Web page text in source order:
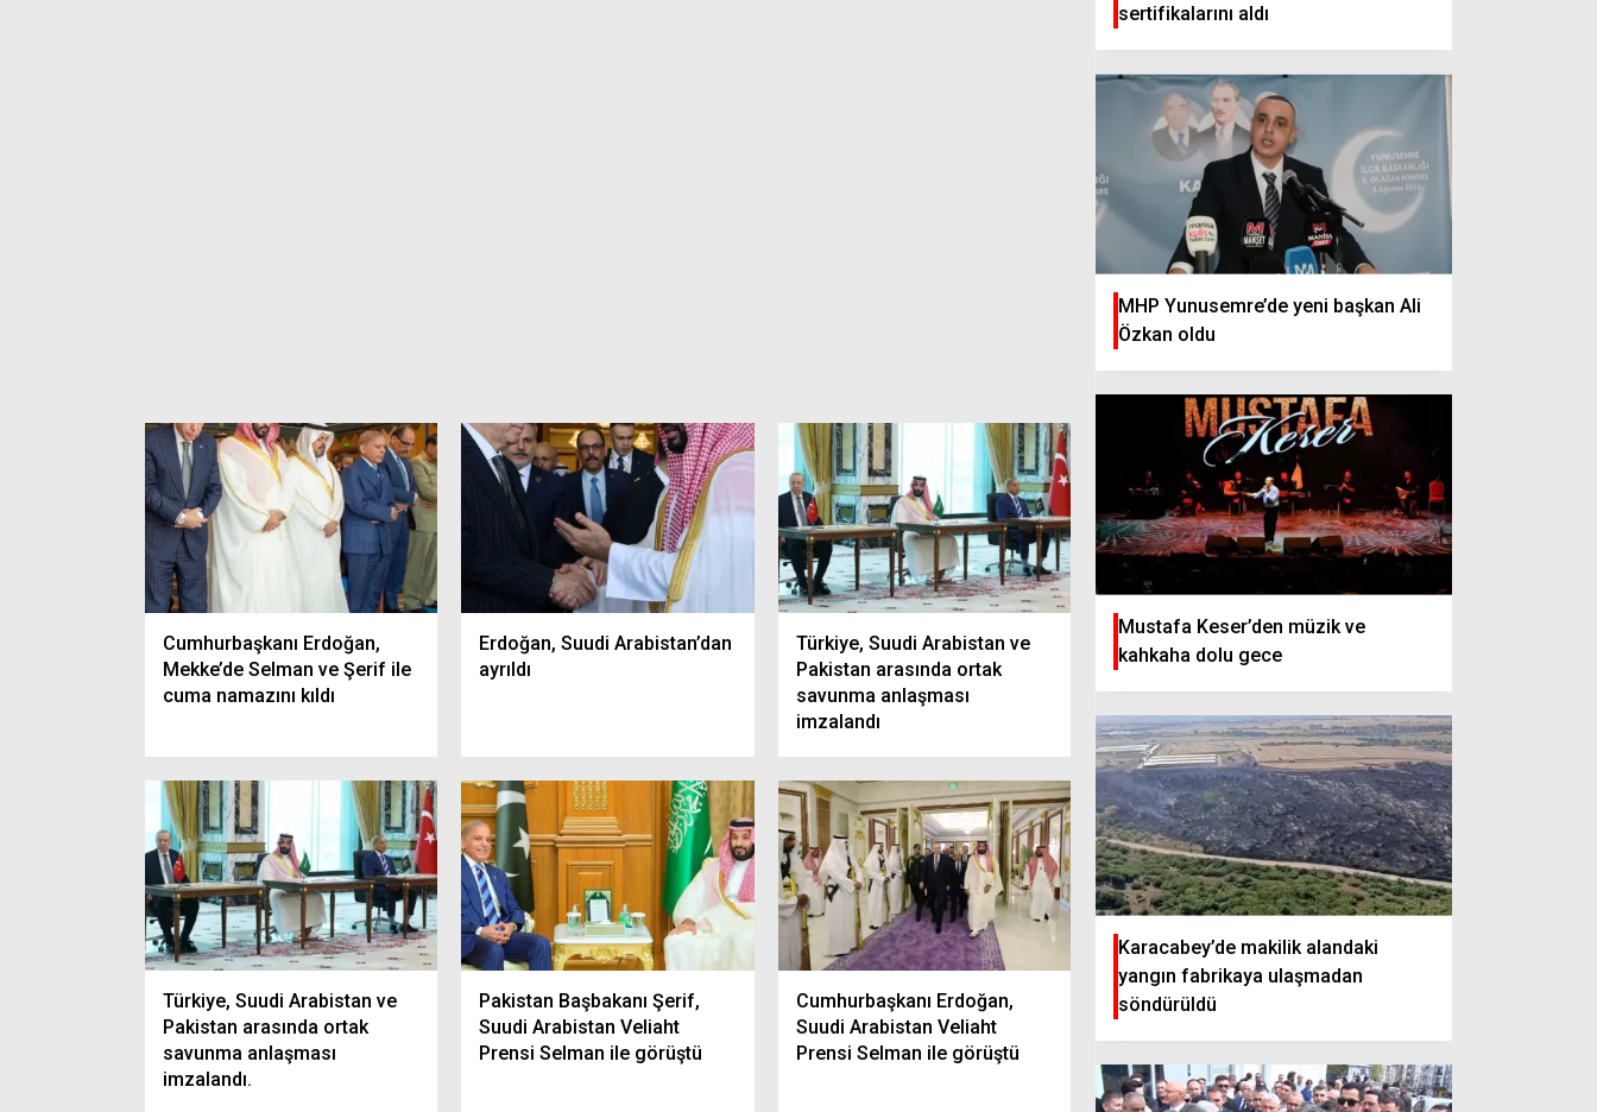
Cumhurbaşkanı Erdoğan,
Mekke’de Selman ve Şerif ile
cuma namazını kıldı
Erdoğan, Suudi Arabistan’dan
ayrıldı
Türkiye, Suudi Arabistan ve
Pakistan arasında ortak
savunma anlaşması
imzalandı
Türkiye, Suudi Arabistan ve
Pakistan arasında ortak
savunma anlaşması
imzalandı.
Pakistan Başbakanı Şerif,
Suudi Arabistan Veliaht
Prensi Selman ile görüştü
Cumhurbaşkanı Erdoğan,
Suudi Arabistan Veliaht
Prensi Selman ile görüştü
sertifikalarını aldı
MHP Yunusemre’de yeni başkan Ali
Özkan oldu
Mustafa Keser’den müzik ve
kahkaha dolu gece
Karacabey’de makilik alandaki
yangın fabrikaya ulaşmadan
söndürüldü